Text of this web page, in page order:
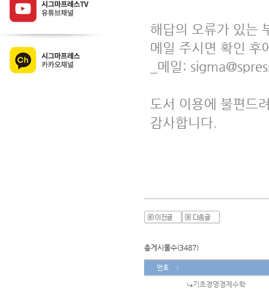
해답의 오류가 있는
메일 주시면 확인 후
_메일:
도서 이용에 불편드
감사합니다.
총게시물수(3487)
번호
기초경영경제수학